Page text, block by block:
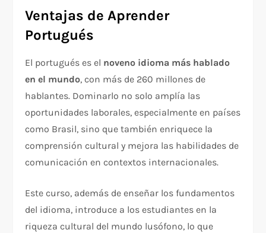
Ventajas de Aprender
Portugués
El portugués es el noveno idioma más hablado
en el mundo, con más de 260 millones de
hablantes. Dominarlo no solo amplía las
oportunidades laborales, especialmente en países
como Brasil, sino que también enriquece la
comprensión cultural y mejora las habilidades de
comunicación en contextos internacionales.
Este curso, además de enseñar los fundamentos
del idioma, introduce a los estudiantes en la
riqueza cultural del mundo lusófono, lo que